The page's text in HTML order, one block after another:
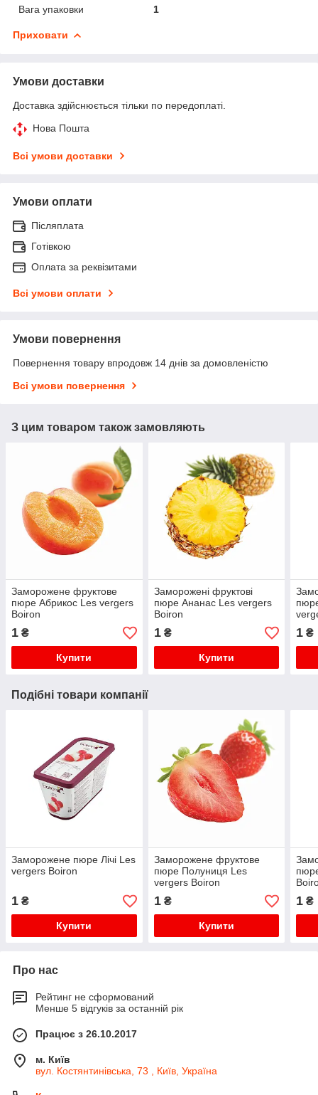
Вага упаковки
1
Приховати
Умови доставки
Доставка здійснюється тільки по передоплаті.
Нова Пошта
Всі умови доставки
Умови оплати
Післяплата
Готівкою
Оплата за реквізитами
Всі умови оплати
Умови повернення
Повернення товару впродовж 14 днів за домовленістю
Всі умови повернення
З цим товаром також замовляють
Заморожене фруктове
пюре Абрикос Les vergers
Boiron
1 ₴
Купити
Заморожені фруктові
пюре Ананас Les vergers
Boiron
1₴
Купити
1 ₴
Подібні товари компанії
Заморожене пюре Лічі Les
vergers Boiron
1 ₴
Купити
Заморожене фруктове
пюре Полуниця Les
vergers Boiron
1₴
Купити
1 ₴
Про нас
Рейтинг не сформований
Менше 5 відгуків за останній рік
Працює з 26.10.2017
м. Київ
вул. Костянтинівська, 73 , Київ, Україна